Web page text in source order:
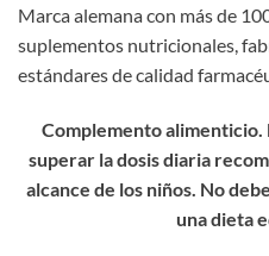
Marca alemana con más de
suplementos nutricionales,
estándares de calidad
Complemento alimenticio.
superar la dosis diaria
alcance de los niños. No
una dieta